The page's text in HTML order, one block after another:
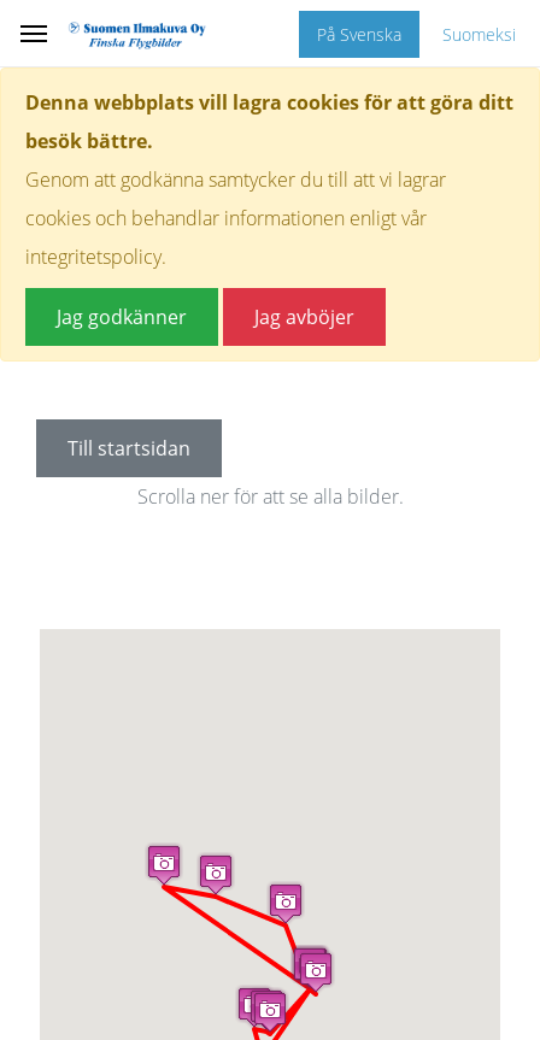
Denna webbplats vill lagra cookies för att göra ditt
besök bättre.
Genom att godkänna samtycker du till att vi lagrar
cookies och behandlar informationen enligt vår
integritetspolicy.
Jag godkänner Jag avböjer
På Svenska Suomeksi
Till startsidan
Scrolla ner för att se alla bilder.